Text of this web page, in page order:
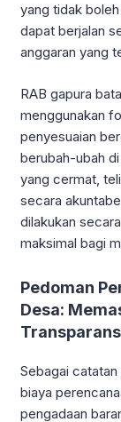
yang tidak
dapat berjalan
anggaran yang
RAB gapura
menggunakan
penyesuaian
berubah-ubah
yang cermat,
secara
dilakukan
maksimal bagi
Pedoman
Desa:
Sebagai
biaya
pengadaan